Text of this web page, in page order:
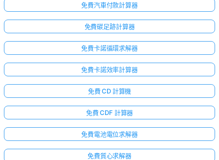
免費汽車付款計算器
免費碳足跡計算器
免費卡諾循環求解器
免費卡諾效率計算器
免費 CD 計算機
免費 CDF 計算器
免費電池電位求解器
免費質心求解器